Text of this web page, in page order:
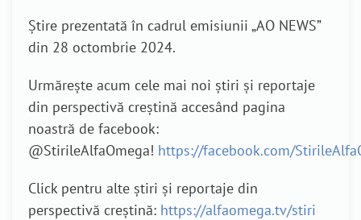
Știre prezentată în cadrul emisiunii „AO NEWS”
din 28 octombrie 2024.
Urmărește acum cele mai noi știri și reportaje
din perspectivă creștină accesând pagina
noastră de facebook:
@StirileAlfaOmega! https://facebook.com/
Click pentru alte știri și reportaje din
perspectivă creștină: https://alfaomega.tv/stiri